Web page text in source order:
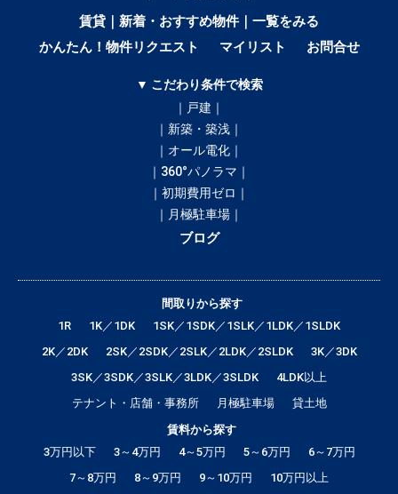
賃貸｜新着・おすすめ物件｜一覧をみる
かんたん！物件リクエスト
マイリスト お問合せ
▼ こだわり条件で検索
｜戸建｜
｜新築・築浅｜
｜オール電化｜
｜360°パノラマ｜
｜初期費用ゼロ｜
｜月極駐車場｜
ブログ
間取りから探す
1R
1K／1DK
1SK／1SDK／1SLK／1LDK／1SLDK
2K／2DK
2SK／2SDK／2SLK／2LDK／2SLDK
3K／3DK
3SK／3SDK／3SLK／3LDK／3SLDK
4LDK以上
テナント・店舗・事務所
月極駐車場
貸土地
賃料から探す
3万円以下
3～4万円 4～5万円 5～6万円
6～7万円
7～8万円
8～9万円 9～10万円 10万円以上